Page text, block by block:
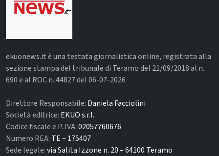
ekuonews.it è una testata giornalistica online, registrata alla
sezione stampa del tribunale di Teramo del 21/09/2018 al n.
690 e al ROC n. 44827 del 06-07-2026
Direttore Responsabile: Daniela Facciolini
Società editrice: EKUO s.r.l.
Codice fiscale e P. IVA:02057760676
Numero REA: TE – 175407
Sede legale:via Salita Izzone n. 20 – 64100 Teramo